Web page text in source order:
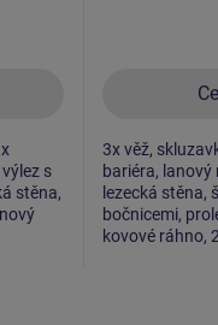
s
stěna,
3x věž,
bariéra, lanový
lezecká stěna,
bočnicemi,
kovové ráhno,